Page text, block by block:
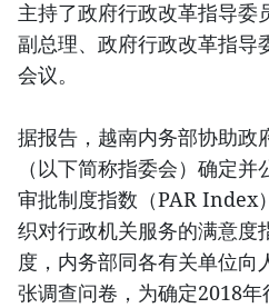
主持了政府行政改革指导委
副总理、政府行政改革指导
会议。
据报告，越南内务部协助政
（以下简称指委会）确定
审批制度指数（PAR Index
织对行政机关服务的满意度
度，内务部同各有关单位向
张调查问卷，为确定2018